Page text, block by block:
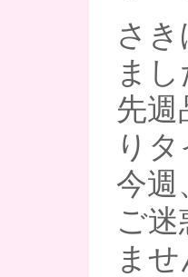
さ
ま
先
り
今週
ご
ませ